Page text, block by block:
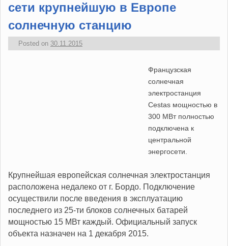
сети крупнейшую в Европе
солнечную станцию
Posted on 30.11.2015
Французская
солнечная
электростанция
Cestas мощностью в
300 МВт полностью
подключена к
центральной
энергосети.
Крупнейшая европейская солнечная электростанция
расположена недалеко от г. Бордо. Подключение
осуществили после введения в эксплуатацию
последнего из 25-ти блоков солнечных батарей
мощностью 15 МВт каждый. Официальный запуск
объекта назначен на 1 декабря 2015.